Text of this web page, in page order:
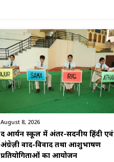
August 8, 2026
द आर्यन स्कूल में अंतर-सदनीय हिंदी एवं
अंग्रेज़ी वाद-विवाद तथा आशुभाषण
प्रतियोगिताओं का आयोजन